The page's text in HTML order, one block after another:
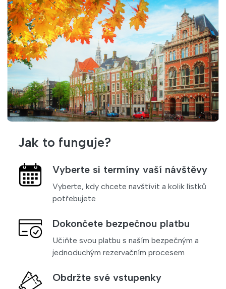
Jak to funguje?
Vyberte si termíny vaší návštěvy
Vyberte, kdy chcete navštívit a kolik lístků
potřebujete
Dokončete bezpečnou platbu
Učiňte svou platbu s naším bezpečným a
jednoduchým rezervačním procesem
Obdržte své vstupenky